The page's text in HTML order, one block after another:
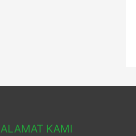
ALAMAT KAMI